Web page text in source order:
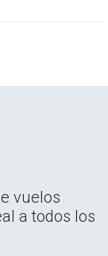
vuelos
a todos los